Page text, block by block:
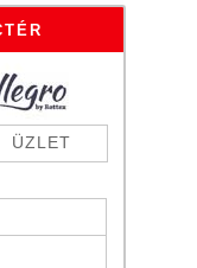
ÜZLET